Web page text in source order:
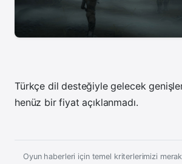
Türkçe dil desteğiyle gelecek
henüz bir fiyat açıklanmadı.
Oyun haberleri için temel kriterlerimizi